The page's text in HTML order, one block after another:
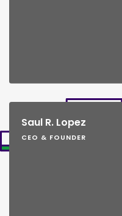
Saul R. Lopez
CEO & FOUNDER